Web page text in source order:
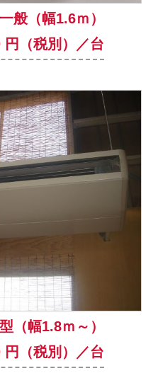
一般（幅1.6ｍ）
円（税別）／台
（幅1.8ｍ～）
円（税別）／台